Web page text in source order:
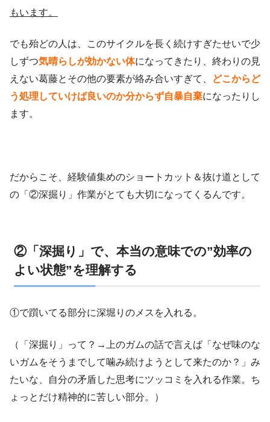
もいます。
でも殆どの人は、このサイクルを長く続けすぎたせいで少
しずつ気晴らしが効かない体になってきたり、終わりの見
えない葛藤とその他の要素が絡み合いすぎて、
どこからど
う処理していけば良いのか分からず自暴自棄になったりし
ます。
だからこそ、経験値集めのショートカット＆抜け道として
の「②深掘り」作業がとても大切になってくるんです。
②「深掘り」で、本当の意味での”効率の
よい状態”を理解する
①で躓いてる部分に深堀りのメスを入れる。
（「深掘り」って？→上のガムの話で言えば「なぜ味のな
いガムをそうまでして噛み続けようとして来たのか？」み
たいな、自分の矛盾した思考にツッコミを入れる作業。ち
ょっとだけ精神的に苦しい部分。）